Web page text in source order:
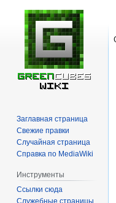
Заглавная страница
Свежие правки
Случайная страница
Справка по MediaWiki
Инструменты
Ссылки сюда
Служебные страницы